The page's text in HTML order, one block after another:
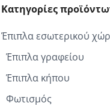
Κατηγορίες
Έπιπλα εσωτερικού
Έπιπλα γραφείου
Έπιπλα κήπου
Φωτισμός